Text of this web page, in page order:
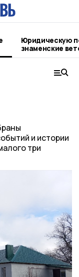
Юридическую
знаменские
и истории
три